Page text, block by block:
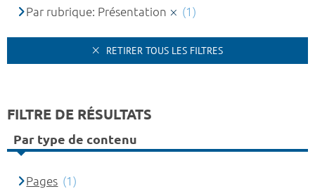
Par rubrique: Présentation
(1)
RETIRER TOUS LES FILTRES
FILTRE DE RÉSULTATS
Par type de contenu
Pages (1)